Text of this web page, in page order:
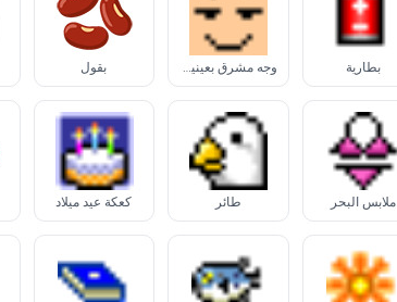
بطارية وجه مشرق بعينين باسمتين بقول
ملابس البحر طائر كعكة عيد ميلاد